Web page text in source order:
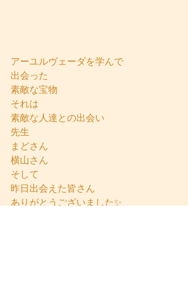
アーユルヴェーダを学んで
出会った
素敵な宝物
それは
素敵な人達との出会い
先生
まどさん
横山さん
そして
昨日出会えた皆さん
ありがとうございました✨